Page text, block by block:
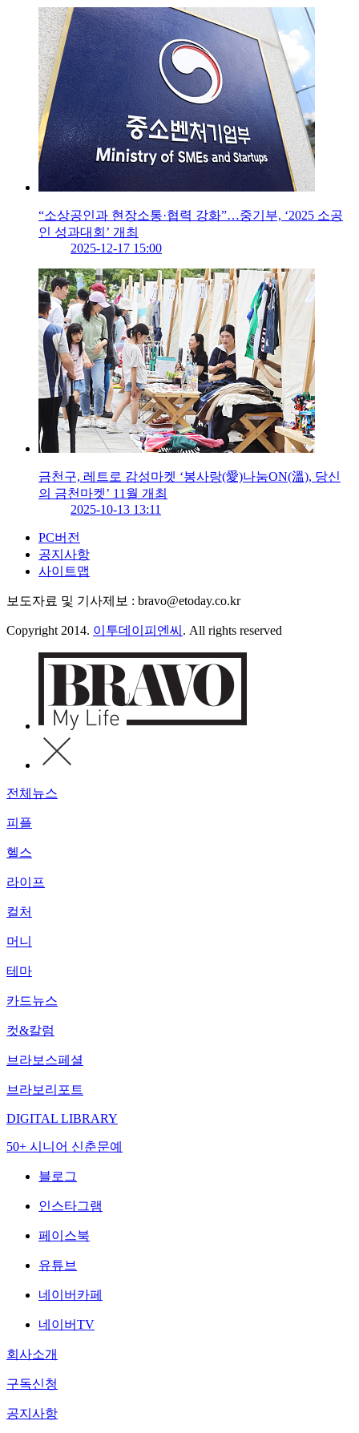
“소상공인과 현장소통·협력 강화”…중기부, ‘2025 소공
인 성과대회’ 개최
2025-12-17 15:00
금천구, 레트로 감성마켓 ‘봉사랑(愛)나눔ON(溫), 당신
의 금천마켓’ 11월 개최
2025-10-13 13:11
PC버전
공지사항
사이트맵
보도자료 및 기사제보 : bravo@etoday.co.kr
Copyright 2014. 이투데이피엔씨 . All rights reserved
전체뉴스
피플
헬스
라이프
컬처
머니
테마
카드뉴스
컷&칼럼
브라보스페셜
브라보리포트
DIGITAL LIBRARY
50+ 시니어 신춘문예
블로그
인스타그램
페이스북
유튜브
네이버카페
네이버TV
회사소개
구독신청
공지사항